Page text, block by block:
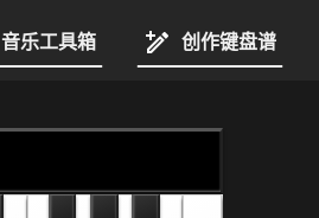
音乐工具箱 创作键盘谱